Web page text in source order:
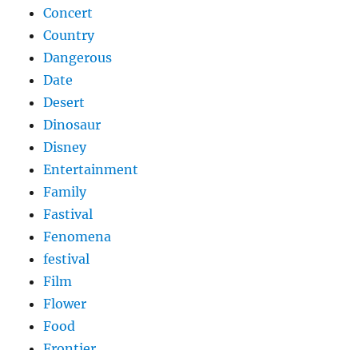
Concert
Country
Dangerous
Date
Desert
Dinosaur
Disney
Entertainment
Family
Fastival
Fenomena
festival
Film
Flower
Food